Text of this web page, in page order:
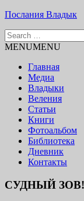
Skip
content
Послания Владык
Основу сайта
Search
for:
MENUMENU
Главная
Медиа
Владыки
Веления
Статьи
Книги
Фотоальбом
Библиотека
Дневник
Контакты
СУДНЫЙ